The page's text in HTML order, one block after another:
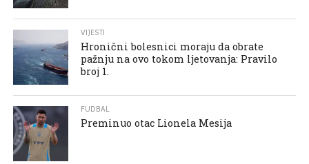
VIJESTI
Hronični bolesnici moraju da obrate
pažnju na ovo tokom ljetovanja: Pravilo
broj 1.
FUDBAL
Preminuo otac Lionela Mesija